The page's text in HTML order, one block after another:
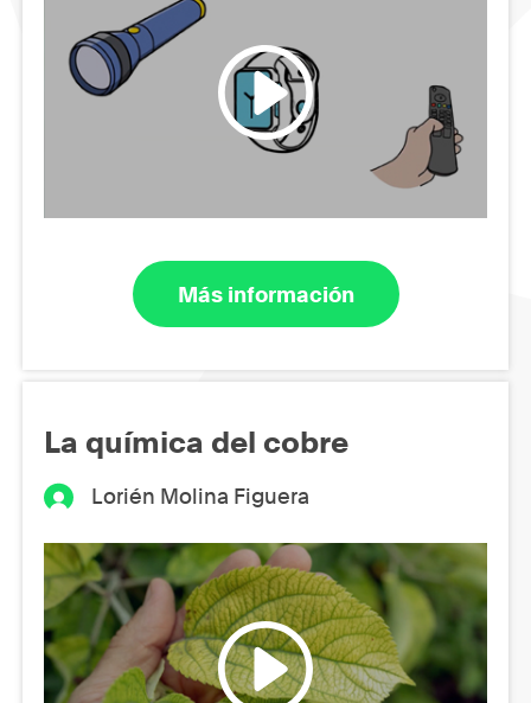
Más información
La química del cobre
Lorién Molina Figuera